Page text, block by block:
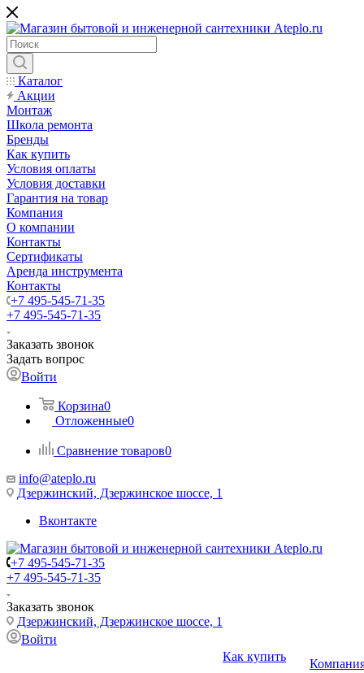
Каталог
Акции
Монтаж
Школа ремонта
Бренды
Как купить
Условия оплаты
Условия доставки
Гарантия на товар
Компания
О компании
Контакты
Сертификаты
Аренда инструмента
Контакты
+7 495-545-71-35
+7 495-545-71-35
Заказать звонок
Задать вопрос
Войти
Корзина0
Отложенные0
Сравнение товаров0
info@ateplo.ru
Дзержинский, Дзержинское шоссе, 1
Вконтакте
+7 495-545-71-35
+7 495-545-71-35
Заказать звонок
Дзержинский, Дзержинское шоссе, 1
Войти
Как купить